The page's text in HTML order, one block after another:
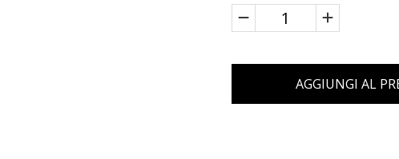
AGGIUNGI AL